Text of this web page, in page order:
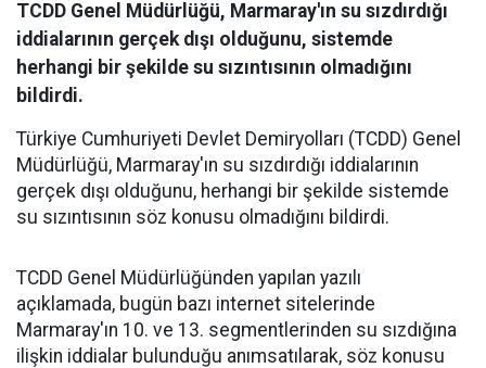
TCDD Genel Müdürlüğü, Marmaray'ın su sızdırdığı
iddialarının gerçek dışı olduğunu, sistemde
herhangi bir şekilde su sızıntısının olmadığını
bildirdi.
Türkiye Cumhuriyeti Devlet Demiryolları (TCDD) Genel
Müdürlüğü, Marmaray'ın su sızdırdığı iddialarının
gerçek dışı olduğunu, herhangi bir şekilde sistemde
su sızıntısının söz konusu olmadığını bildirdi.
TCDD Genel Müdürlüğünden yapılan yazılı
açıklamada, bugün bazı internet sitelerinde
Marmaray'ın 10. ve 13. segmentlerinden su sızdığına
ilişkin iddialar bulunduğu anımsatılarak, söz konusu